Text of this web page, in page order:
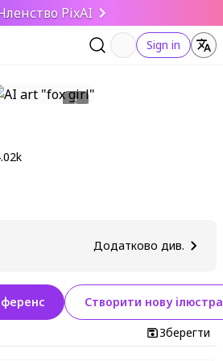
PixAI
Sign in
Додатково див.
Створити нову
Зберегти